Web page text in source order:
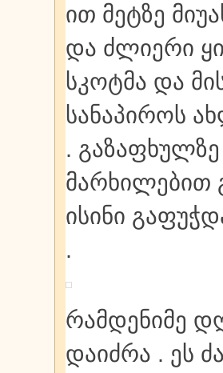
ით მეტზე
და ძლიერი
სკოტმა და
სანაპიროს
.
მარხილებით
ისინი
.
რამდენიმე
დაიძრა . ეს